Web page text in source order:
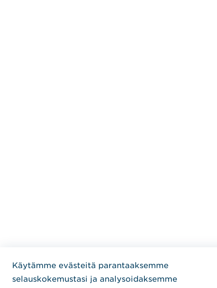
Käytämme evästeitä parantaaksemme
selauskokemustasi ja analysoidaksemme